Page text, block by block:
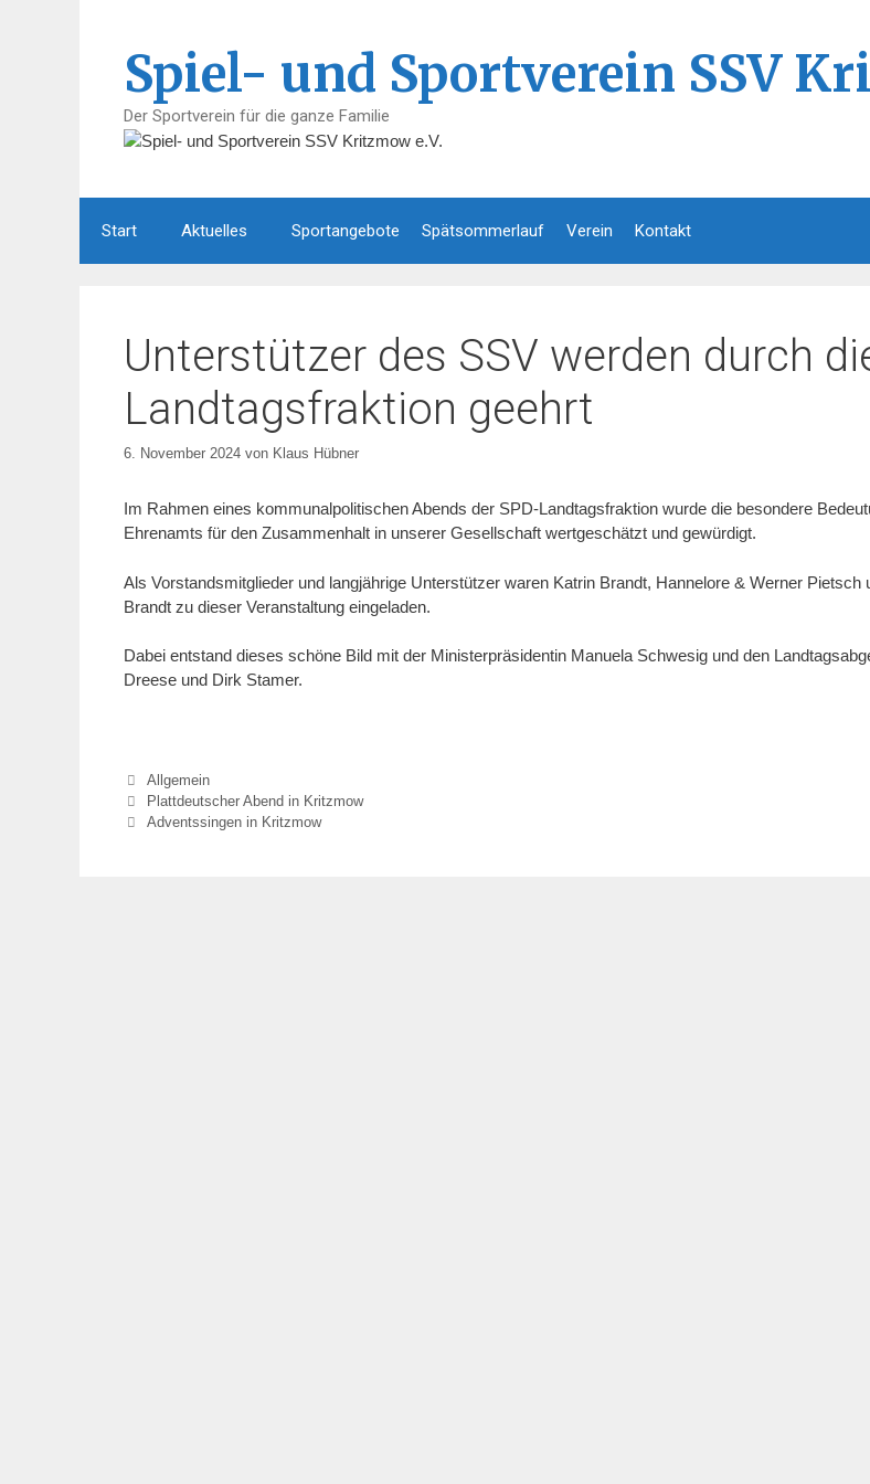
Spiel- und Sportverein SSV
Der Sportverein für die ganze Familie
Start Aktuelles Sportangebote Spätsommerlauf Verein Kontakt
Unterstützer des SSV werden durch
Landtagsfraktion geehrt
6. November 2024 von Klaus Hübner
Im Rahmen eines kommunalpolitischen Abends der SPD-Landtagsfraktion wurde die besondere
Ehrenamts für den Zusammenhalt in unserer Gesellschaft wertgeschätzt und gewürdigt.
Als Vorstandsmitglieder und langjährige Unterstützer waren Katrin Brandt, Hannelore & Werner Pietsch
Brandt zu dieser Veranstaltung eingeladen.
Dabei entstand dieses schöne Bild mit der Ministerpräsidentin Manuela Schwesig und den
Dreese und Dirk Stamer.
Kategorien
Allgemein
Plattdeutscher Abend in Kritzmow
Adventssingen in Kritzmow